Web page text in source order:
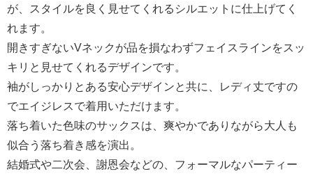
が、スタイルを良く見せてくれるシルエットに仕上げてく
れます。
開きすぎないVネックが品を損なわずフェイスラインをスッ
キリと見せてくれるデザインです。
袖がしっかりとある安心デザインと共に、レディ丈ですの
でエイジレスで着用いただけます。
落ち着いた色味のサックスは、爽やかでありながら大人も
似合う落ち着き感を演出。
結婚式や二次会、謝恩会などの、フォーマルなパーティー